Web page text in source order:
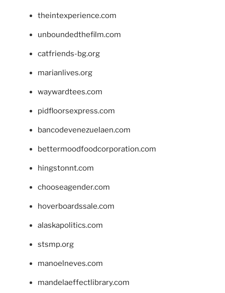
theintexperience.com
unboundedthefilm.com
catfriends-bg.org
marianlives.org
waywardtees.com
pidfloorsexpress.com
bancodevenezuelaen.com
bettermoodfoodcorporation.com
hingstonnt.com
chooseagender.com
hoverboardssale.com
alaskapolitics.com
stsmp.org
manoelneves.com
mandelaeffectlibrary.com